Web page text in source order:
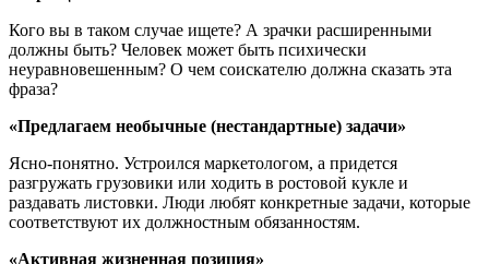
Кого вы в таком случае ищете? А зрачки расширенными
должны быть? Человек может быть психически
неуравновешенным? О чем соискателю должна сказать эта
фраза?
«Предлагаем необычные (нестандартные) задачи»
Ясно-понятно. Устроился маркетологом, а придется
разгружать грузовики или ходить в ростовой кукле и
раздавать листовки. Люди любят конкретные задачи, которые
соответствуют их должностным обязанностям.
«Активная жизненная позиция»